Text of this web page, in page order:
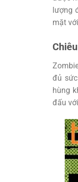
lượng
mặt
đủ
hùng
đấu